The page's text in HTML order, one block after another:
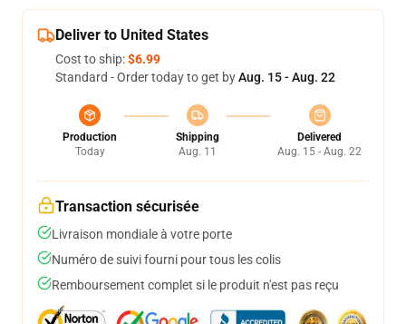
Deliver to United States
Cost to ship:$6.99
Standard - Order today to get byAug. 15 - Aug. 22
Production
Today
Shipping
Aug. 11
Delivered
Aug. 15 - Aug. 22
Transaction sécurisée
Livraison mondiale à votre porte
Numéro de suivi fourni pour tous les colis
Remboursement complet si le produit n'est pas reçu